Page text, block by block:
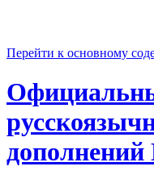
Перейти к основному